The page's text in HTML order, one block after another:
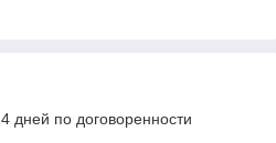
дней по договоренности